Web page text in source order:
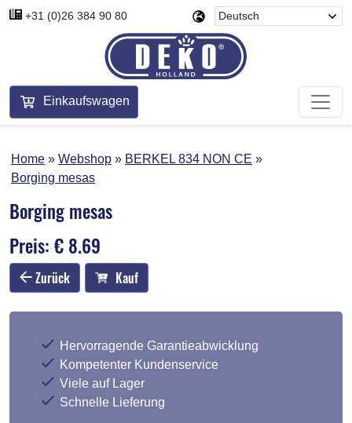
+31 (0)26 384 90 80
Einkaufswagen
Home Webshop
BERKEL 834 NON CE
Borging mesas
Borging mesas
Preis: € 8.69
Zurück Kauf
Hervorragende Garantieabwicklung
Kompetenter Kundenservice
Viele auf Lager
Schnelle Lieferung